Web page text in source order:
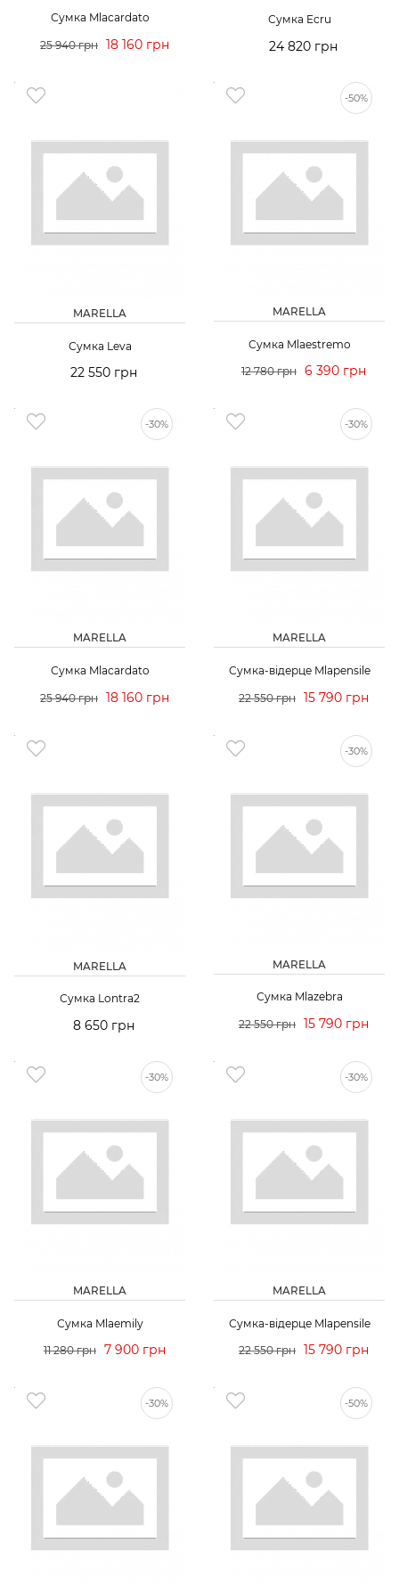
Сумка Mlacardato
25 940 грн 18 160 грн
Сумка Ecru
24 820 грн
MARELLA
Сумка Leva
22 550 грн
-50%
MARELLA
Сумка Mlaestremo
12 780 грн 6 390 грн
-30%
MARELLA
Сумка Mlacardato
25 940 грн 18 160 грн
-30%
MARELLA
Сумка-відерце Mlapensile
22 550 грн 15 790 грн
MARELLA
Сумка Lontra2
8 650 грн
-30%
MARELLA
Сумка Mlazebra
22 550 грн 15 790 грн
-30%
MARELLA
Сумка Mlaemily
11 280 грн 7 900 грн
-30%
MARELLA
Сумка-відерце Mlapensile
22 550 грн 15 790 грн
-30% -50%